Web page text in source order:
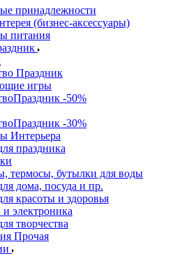
принадлежности
(бизнес-аксессуары)
питания
Праздник
игры
-50%
-30%
Интерьера
праздника
термосы, бутылки для воды
дома, посуда и пр.
красоты и здоровья
электроника
творчества
Прочая